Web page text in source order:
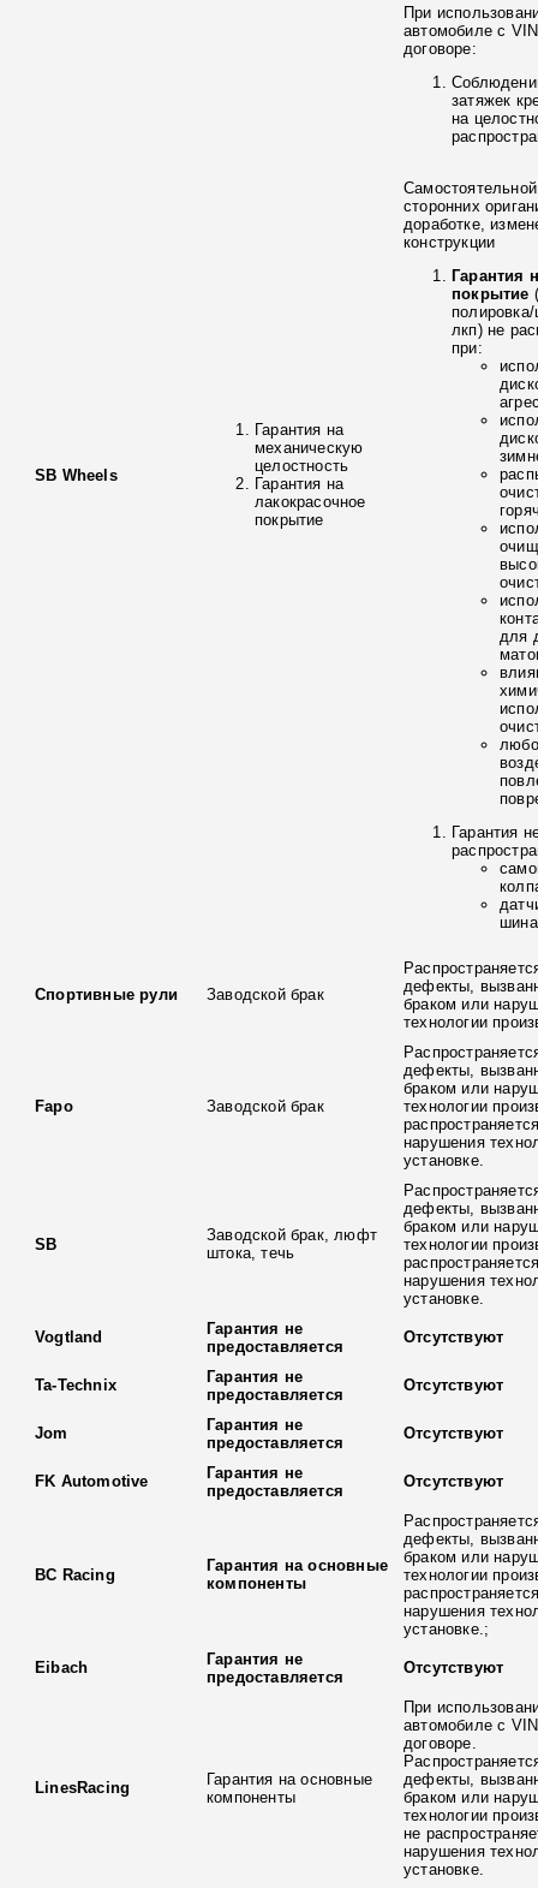
SB Wheels
Гарантия на
механическую
целостность
Гарантия на
лакокрасочное
покрытие
При
автомобиле с
договоре:
затяжек
на
сторонних
доработке,
конструкции
Гарантия
покрытие
лкп) не
при:
для
Гарантия
Спортивные рули Заводской брак
дефекты,
браком или
технологии
Fapo Заводской брак
дефекты,
браком или
технологии
нарушения
установке.
SB
Заводской брак, люфт
штока, течь
дефекты,
браком или
технологии
нарушения
установке.
Vogtland
Гарантия не
предоставляется
Отсутствуют
Ta-Technix
Гарантия не
предоставляется
Отсутствуют
Jom
Гарантия не
предоставляется
Отсутствуют
FK Automotive
Гарантия не
предоставляется
Отсутствуют
BC Racing
Гарантия на основные
компоненты
дефекты,
браком или
технологии
нарушения
установке.;
Eibach
Гарантия не
предоставляется
Отсутствуют
LinesRacing
Гарантия на основные
компоненты
При
автомобиле с
договоре.
дефекты,
браком или
технологии
не
нарушения
установке.